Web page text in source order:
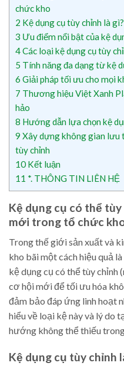
chức kho
2 Kệ dụng cụ tùy chỉnh là gì?
3 Ưu điểm nổi bật của kệ
4Các loại kệ dụng cụ tùy
5 Tính năng đa dạng từ kệ
6 Giải pháp tối ưu cho mọi
7 Thương hiệu Việt Xanh
hảo
8 Hướng dẫn lựa chọn kệ
9 Xây dựng không gian lưu
tùy chỉnh
10 Kết luận
11 *. THÔNG TIN LIÊN HỆ
Kệ dụng cụ có thể
mới trong tổ chức
Trong thế giới sản xuất và
kho bãi một cách hiệu quả
kệ dụng cụ có thể tùy chỉnh
cơ hội mới để tối ưu hóa
đảm bảo đáp ứng linh hoạt
hiểu về loại kệ này và lý do
hướng không thể thiếu
Kệ dụng cụ tùy chỉnh